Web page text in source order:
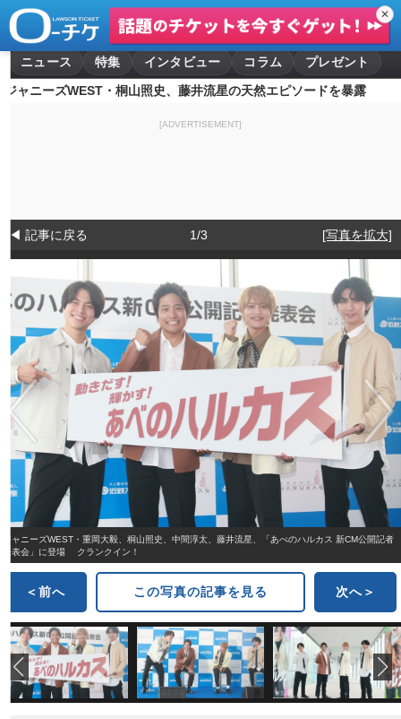
✕
ニュース 特集 インタビュー コラム
プレゼント
ジャニーズWEST・桐山照史、藤井流星の天然エピソードを暴露
[ADVERTISEMENT]
◀ 記事に戻る 1/3 [写真を拡大]
ジャニーズWEST・重岡大毅、桐山照史、中間淳太、藤井流星、「あべのハルカス 新CM公開記者
発表会」に登場 クランクイン！
＜前へ この写真の記事を見る 次へ＞